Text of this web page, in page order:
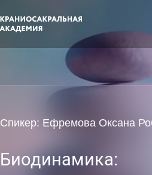
Спикер: Ефремова Оксана
Биодинамика: